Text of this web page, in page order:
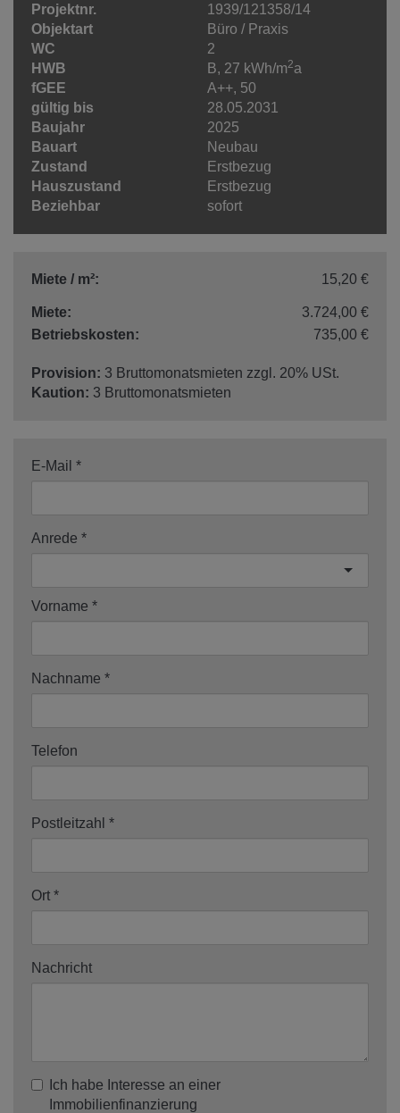
Projektnr.
1939/121358/14
Objektart
Büro / Praxis
WC
2
HWB
B, 27 kWh/m2a
fGEE
A++, 50
gültig bis
28.05.2031
Baujahr
2025
Bauart
Neubau
Zustand
Erstbezug
Hauszustand
Erstbezug
Beziehbar
sofort
Miete / m²: 15,20 €
Miete:
3.724,00 €
Betriebskosten:
735,00 €
Provision: 3 Bruttomonatsmieten zzgl. 20% USt.
Kaution: 3 Bruttomonatsmieten
E-Mail
Anrede
Vorname
Nachname
Telefon
Postleitzahl
Ort
Nachricht
Ich habe Interesse an einer
Immobilienfinanzierung